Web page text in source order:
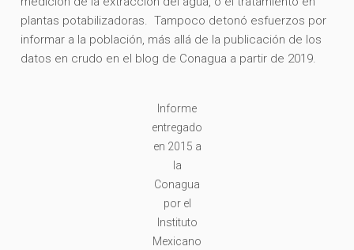
plantas potabilizadoras. Tampoco detonó esfuerzos por
informar a la población, más allá de la publicación de los
datos en crudo en el blog de Conagua a partir de 2019.
Informe
entregado
en 2015 a
la
Conagua
por el
Instituto
Mexicano